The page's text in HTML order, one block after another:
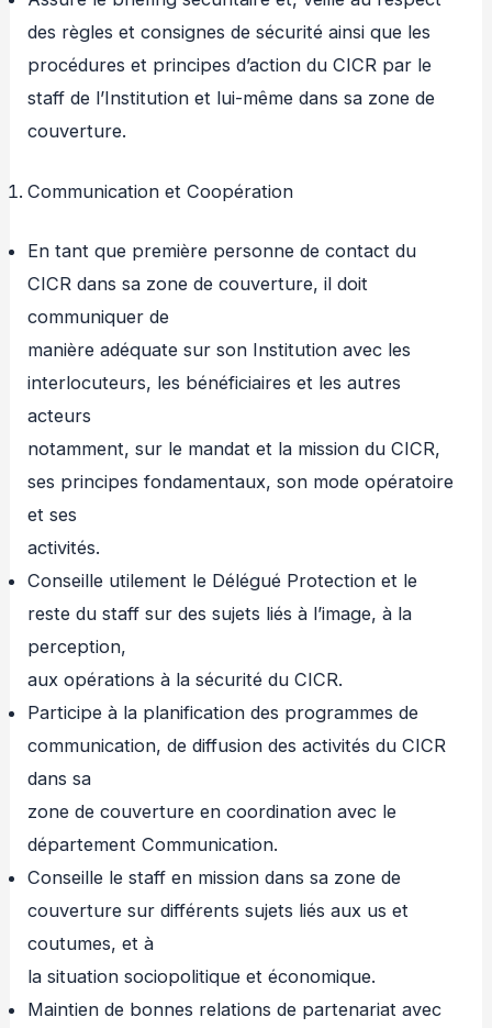
des règles et consignes de sécurité ainsi que les
procédures et principes d’action du CICR par le
staff de l’Institution et lui-même dans sa zone de
couverture.
Communication et Coopération
En tant que première personne de contact du
CICR dans sa zone de couverture, il doit
communiquer de
manière adéquate sur son Institution avec les
interlocuteurs, les bénéficiaires et les autres
acteurs
notamment, sur le mandat et la mission du CICR,
ses principes fondamentaux, son mode opératoire
et ses
activités.
Conseille utilement le Délégué Protection et le
reste du staff sur des sujets liés à l’image, à la
perception,
aux opérations à la sécurité du CICR.
Participe à la planification des programmes de
communication, de diffusion des activités du CICR
dans sa
zone de couverture en coordination avec le
département Communication.
Conseille le staff en mission dans sa zone de
couverture sur différents sujets liés aux us et
coutumes, et à
la situation sociopolitique et économique.
Maintien de bonnes relations de partenariat avec